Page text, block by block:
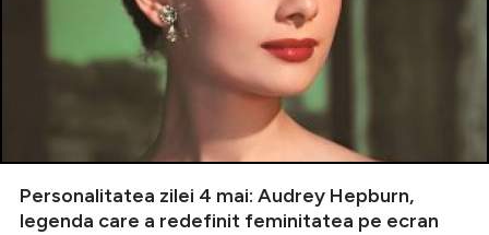
Personalitatea zilei 4 mai: Audrey Hepburn,
legenda care a redefinit feminitatea pe ecran